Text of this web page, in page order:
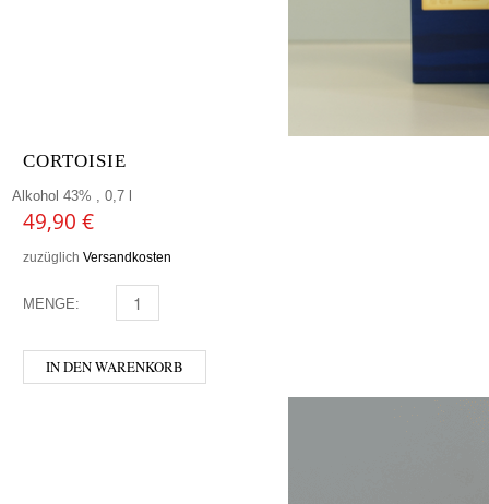
CORTOISIE
Alkohol 43% , 0,7 l
49,90 €
zuzüglich Versandkosten
MENGE: CORTOISIE MENGE
IN DEN WARENKORB